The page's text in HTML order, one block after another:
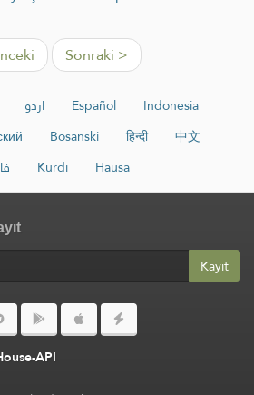
Sonraki >
اردو Español
Indonesia
Bosanski हिन्दी
中文
Kurdî Hausa
Kayıt
API